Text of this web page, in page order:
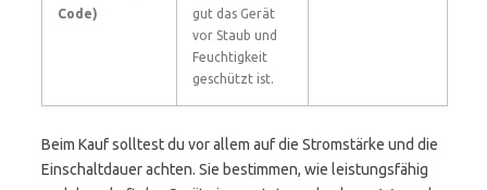
Code)
gut das Gerät
vor Staub und
Feuchtigkeit
geschützt ist.
Beim Kauf solltest du vor allem auf die Stromstärke und die
Einschaltdauer achten. Sie bestimmen, wie leistungsfähig